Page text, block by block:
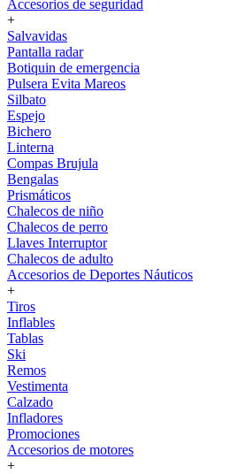
Accesorios de seguridad
+
Salvavidas
Pantalla radar
Botiquin de emergencia
Pulsera Evita Mareos
Silbato
Espejo
Bichero
Linterna
Compas Brujula
Bengalas
Prismáticos
Chalecos de niño
Chalecos de perro
Llaves Interruptor
Chalecos de adulto
Accesorios de Deportes Náuticos
+
Tiros
Inflables
Tablas
Ski
Remos
Vestimenta
Calzado
Infladores
Promociones
Accesorios de motores
+